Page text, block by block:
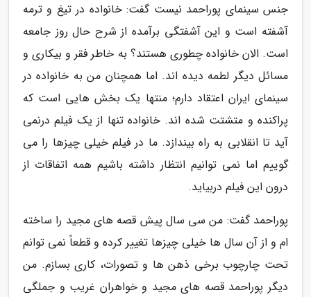
جنس سینمای پوراحمد نیست گفت: خانواده در تیغ و ترمه
آشفته است و این آشفتگی برآمده از شرح حال روز جامعه
است. الان خانواده چطوری هستند؟ به خاطر فقر و بیکاری و
مسائل دیگر لطمه دیده اند. اما همچنان من به خانواده در
سینمای ایران اعتقاد دارم؛ منتها یک بخش هایی است که
پراکنده و متشتت شده اند. خانواده تنها از یک فیلم درنمی
آید تا انقلابی به راه بیندازد. ما در فیلم خیلی چیزها را می
گوییم اما نمی توانیم انتظار داشته باشیم همه اتفاقات از
درون این فیلم دربیاید.
پوراحمد گفت: من سی سال پیش قصه های مجید را ساخته
ام و از آن سال ها خیلی چیزها تغییر کرده و قطعاً نمی توانم
تحت چارچوب برخی ذهن ها و تصورات، کاری بسازم. من
دیگر پوراحمد قصه های مجید و خواهران غریب و جملگی